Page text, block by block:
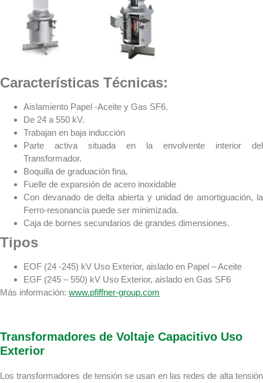
Características Técnicas:
Aislamiento Papel -Aceite y Gas SF6.
De 24 a 550 kV.
Trabajan en baja inducción
Parte activa situada en la envolvente interior del
Transformador.
Boquilla de graduación fina.
Fuelle de expansión de acero inoxidable
Con devanado de delta abierta y unidad de amortiguación, la
Ferro-resonancia puede ser minimizada.
Caja de bornes secundarios de grandes dimensiones.
Tipos
EOF (24 -245) kV Uso Exterior, aislado en Papel – Aceite
EGF (245 – 550) kV Uso Exterior, aislado en Gas SF6
Más información: www.pfiffner-group.com
Transformadores de Voltaje Capacitivo Uso
Exterior
Los transformadores de tensión se usan en las redes de alta tensión